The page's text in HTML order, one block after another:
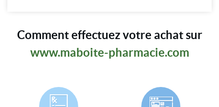
Comment effectuez votre achat sur
www.maboite-pharmacie.com